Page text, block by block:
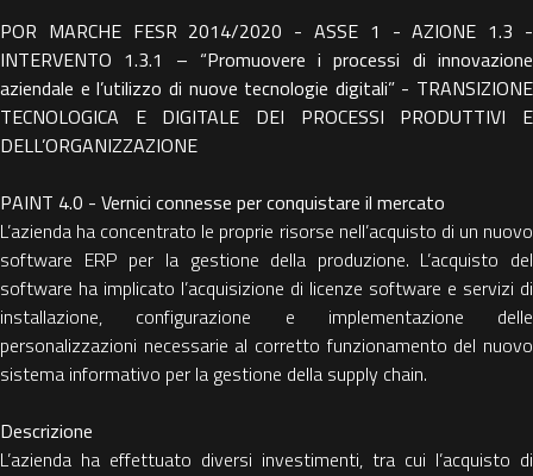
POR MARCHE FESR 2014/2020 - ASSE 1 - AZIONE 1.3 -
INTERVENTO 1.3.1 – “Promuovere i processi di innovazione
aziendale e l’utilizzo di nuove tecnologie digitali” - TRANSIZIONE
TECNOLOGICA E DIGITALE DEI PROCESSI PRODUTTIVI E
DELL’ORGANIZZAZIONE
PAINT 4.0 - Vernici connesse per conquistare il mercato
L’azienda ha concentrato le proprie risorse nell’acquisto di un nuovo
software ERP per la gestione della produzione. L’acquisto del
software ha implicato l’acquisizione di licenze software e servizi di
installazione, configurazione e implementazione delle
personalizzazioni necessarie al corretto funzionamento del nuovo
sistema informativo per la gestione della supply chain.
Descrizione
L’azienda ha effettuato diversi investimenti, tra cui l’acquisto di